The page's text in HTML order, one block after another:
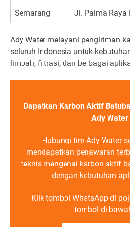
Semarang Jl. Palma Raya
Ady Water melayani pengiriman
seluruh Indonesia untuk
limbah, filtrasi, dan berbagai
Dapatkan Karbon Aktif
Ady Water
Hubungi tim Ady Water
mendapatkan penawaran
teknis mengenai karbon aktif
dengan kebutuhan
Klik tombol WhatsApp di
tombol di